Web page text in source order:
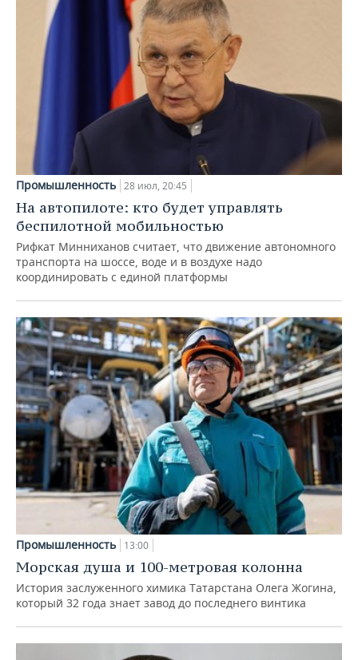
Промышленность 28 июл, 20:45
На автопилоте: кто будет управлять
беспилотной мобильностью
Рифкат Минниханов считает, что движение автономного
транспорта на шоссе, воде и в воздухе надо
координировать с единой платформы
Промышленность 13:00
Морская душа и 100-метровая колонна
История заслуженного химика Татарстана Олега Жогина,
который 32 года знает завод до последнего винтика